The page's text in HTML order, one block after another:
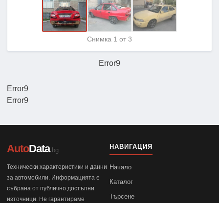
Error9
Снимка 1 от 3
Error9
Error9
AutoData.bg
Технически характеристики и данни
за автомобили. Информацията е
събрана от публично достъпни
източници. Не гарантираме
НАВИГАЦИЯ
Начало
Каталог
Търсене